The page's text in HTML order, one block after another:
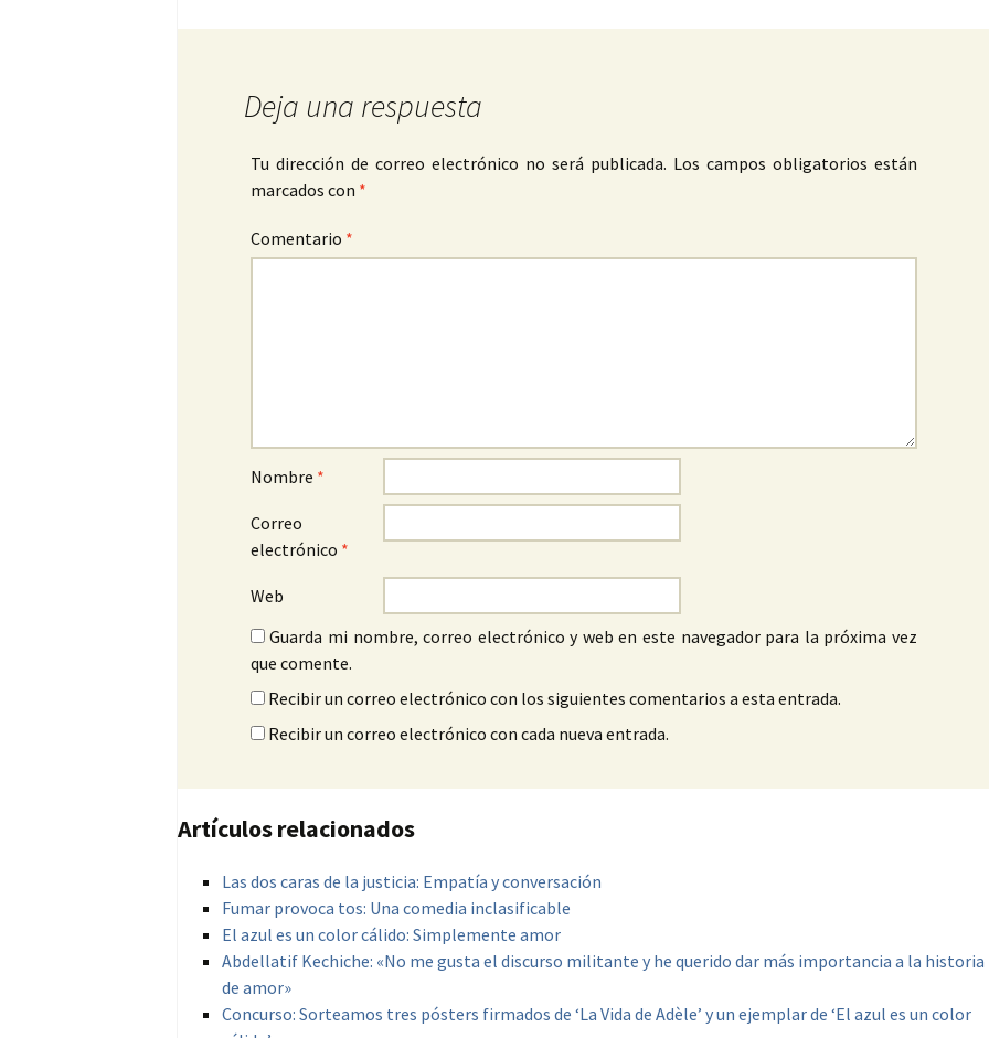
Deja una respuesta
Tu dirección de correo electrónico no será publicada. Los campos obligatorios están
marcados con *
Comentario *
Nombre *
Correo
electrónico *
Web
Guarda mi nombre, correo electrónico y web en este navegador para la próxima vez
que comente.
Recibir un correo electrónico con los siguientes comentarios a esta entrada.
Recibir un correo electrónico con cada nueva entrada.
Artículos relacionados
Las dos caras de la justicia: Empatía y conversación
Fumar provoca tos: Una comedia inclasificable
El azul es un color cálido: Simplemente amor
Abdellatif Kechiche: «No me gusta el discurso militante y he querido dar más importancia a la historia
de amor»
Concurso: Sorteamos tres pósters firmados de ‘La Vida de Adèle’ y un ejemplar de ‘El azul es un color